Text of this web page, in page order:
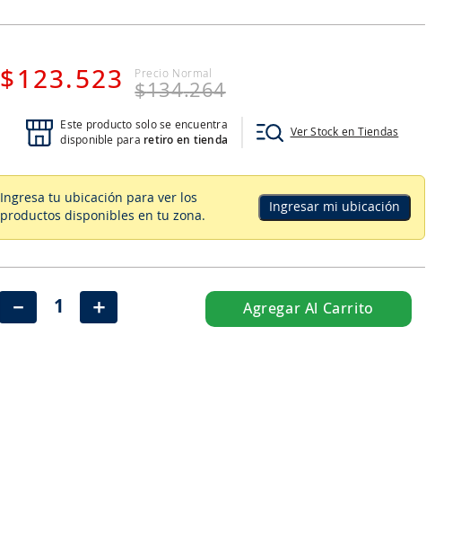
$ 123. 523 $134.264
Este producto solo se encuentra
disponible para retiro en tienda
Ver Stock en Tiendas
Ingresa tu ubicación para ver los
productos disponibles en tu zona.
Ingresar mi ubicación
＋
－ Agregar Al Carrito